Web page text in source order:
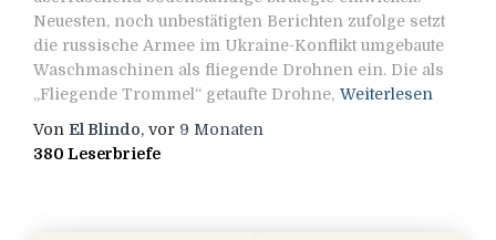
Neuesten, noch unbestätigten Berichten zufolge setzt
die russische Armee im Ukraine-Konflikt umgebaute
Waschmaschinen als fliegende Drohnen ein. Die als
„Fliegende Trommel“ getaufte Drohne, Weiterlesen
Von El Blindo, vor 9 Monaten
380 Leserbriefe